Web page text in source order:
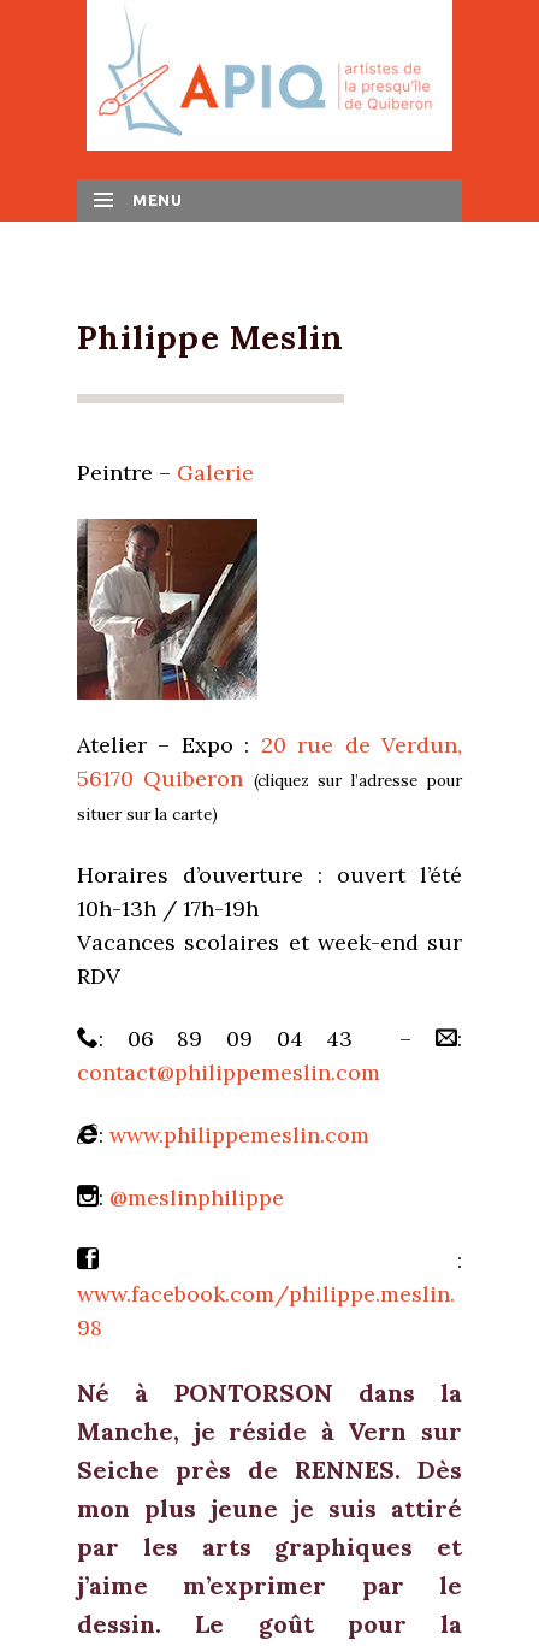
MENU
Philippe Meslin
Peintre – Galerie
Atelier – Expo : 20 rue de Verdun,
56170 Quiberon (cliquez sur l’adresse pour
situer sur la carte)
Horaires d’ouverture : ouvert l’été
10h-13h / 17h-19h
Vacances scolaires et week-end sur
RDV
: 06 89 09 04 43 –
:
contact@philippemeslin.com
: www.philippemeslin.com
: @meslinphilippe
:
www.facebook.com/philippe.meslin.
98
Né à PONTORSON dans la
Manche, je réside à Vern sur
Seiche près de RENNES. Dès
mon plus jeune je suis attiré
par les arts graphiques et
j’aime m’exprimer par le
dessin. Le goût pour la